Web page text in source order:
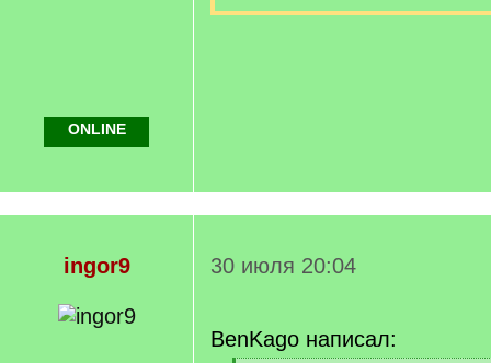
ONLINE
ingor9 30 июля 20:04
BenKago написал: